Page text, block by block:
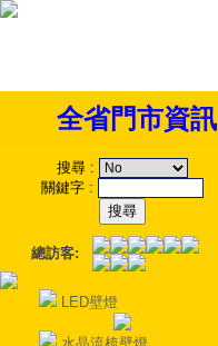
全省門市資訊
搜尋 :
關鍵字 :
總訪客:
LED壁燈